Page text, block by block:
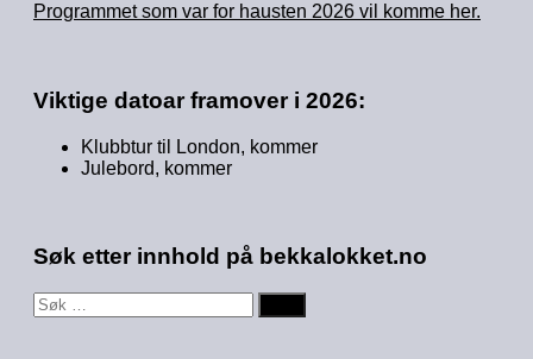
Programmet som var for hausten 2026 vil komme her.
Viktige datoar framover i 2026:
Klubbtur til London, kommer
Julebord, kommer
Søk etter innhold på bekkalokket.no
Søk
etter: